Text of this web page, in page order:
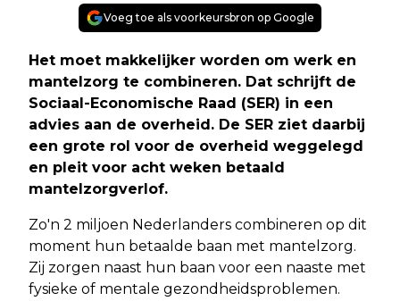
Voeg toe als voorkeursbron op Google
Het moet makkelijker worden om werk en
mantelzorg te combineren. Dat schrijft de
Sociaal-Economische Raad (SER) in een
advies aan de overheid. De SER ziet daarbij
een grote rol voor de overheid weggelegd
en pleit voor acht weken betaald
mantelzorgverlof.
Zo'n 2 miljoen Nederlanders combineren op dit
moment hun betaalde baan met mantelzorg.
Zij zorgen naast hun baan voor een naaste met
fysieke of mentale gezondheidsproblemen.